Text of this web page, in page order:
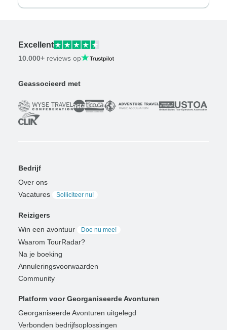
Excellent
10.000+ reviews op
Geassocieerd met
Bedrijf
Over ons
Vacatures
Solliciteer nu!
Reizigers
Win een avontuur
Doe nu mee!
Waarom TourRadar?
Na je boeking
Annuleringsvoorwaarden
Community
Platform voor Georganiseerde Avonturen
Georganiseerde Avonturen uitgelegd
Verbonden bedrijfsoplossingen